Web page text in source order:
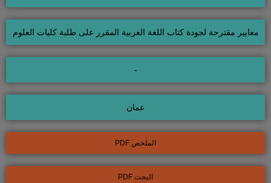
معايير مقترحة لجودة كتاب اللغة العربية المقرر على طلبة كليات العلوم
-
عمان
الملخص PDF
البحث PDF